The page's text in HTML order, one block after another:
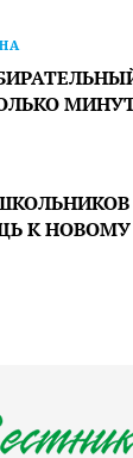
К НОВОМУ